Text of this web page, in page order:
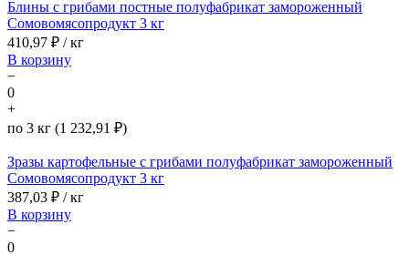
Блины с грибами постные полуфабрикат замороженный
Сомовомясопродукт 3 кг
410,97 ₽ / кг
В корзину
−
0
+
по 3 кг (1 232,91 ₽)
Зразы картофельные с грибами полуфабрикат замороженный
Сомовомясопродукт 3 кг
387,03 ₽ / кг
В корзину
−
0